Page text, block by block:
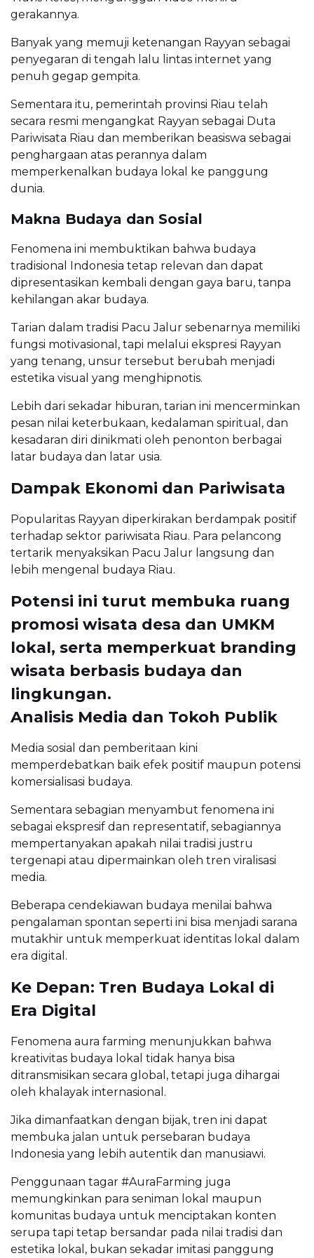
gerakannya.
Banyak yang memuji ketenangan Rayyan sebagai
penyegaran di tengah lalu lintas internet yang
penuh gegap gempita.
Sementara itu, pemerintah provinsi Riau telah
secara resmi mengangkat Rayyan sebagai Duta
Pariwisata Riau dan memberikan beasiswa sebagai
penghargaan atas perannya dalam
memperkenalkan budaya lokal ke panggung
dunia.
Makna Budaya dan Sosial
Fenomena ini membuktikan bahwa budaya
tradisional Indonesia tetap relevan dan dapat
dipresentasikan kembali dengan gaya baru, tanpa
kehilangan akar budaya.
Tarian dalam tradisi Pacu Jalur sebenarnya memiliki
fungsi motivasional, tapi melalui ekspresi Rayyan
yang tenang, unsur tersebut berubah menjadi
estetika visual yang menghipnotis.
Lebih dari sekadar hiburan, tarian ini mencerminkan
pesan nilai keterbukaan, kedalaman spiritual, dan
kesadaran diri dinikmati oleh penonton berbagai
latar budaya dan latar usia.
Dampak Ekonomi dan Pariwisata
Popularitas Rayyan diperkirakan berdampak positif
terhadap sektor pariwisata Riau. Para pelancong
tertarik menyaksikan Pacu Jalur langsung dan
lebih mengenal budaya Riau.
Potensi ini turut membuka ruang
promosi wisata desa dan UMKM
lokal, serta memperkuat branding
wisata berbasis budaya dan
lingkungan.
Analisis Media dan Tokoh Publik
Media sosial dan pemberitaan kini
memperdebatkan baik efek positif maupun potensi
komersialisasi budaya.
Sementara sebagian menyambut fenomena ini
sebagai ekspresif dan representatif, sebagiannya
mempertanyakan apakah nilai tradisi justru
tergenapi atau dipermainkan oleh tren viralisasi
media.
Beberapa cendekiawan budaya menilai bahwa
pengalaman spontan seperti ini bisa menjadi sarana
mutakhir untuk memperkuat identitas lokal dalam
era digital.
Ke Depan: Tren Budaya Lokal di
Era Digital
Fenomena aura farming menunjukkan bahwa
kreativitas budaya lokal tidak hanya bisa
ditransmisikan secara global, tetapi juga dihargai
oleh khalayak internasional.
Jika dimanfaatkan dengan bijak, tren ini dapat
membuka jalan untuk persebaran budaya
Indonesia yang lebih autentik dan manusiawi.
Penggunaan tagar #AuraFarming juga
memungkinkan para seniman lokal maupun
komunitas budaya untuk menciptakan konten
serupa tapi tetap bersandar pada nilai tradisi dan
estetika lokal, bukan sekadar imitasi panggung